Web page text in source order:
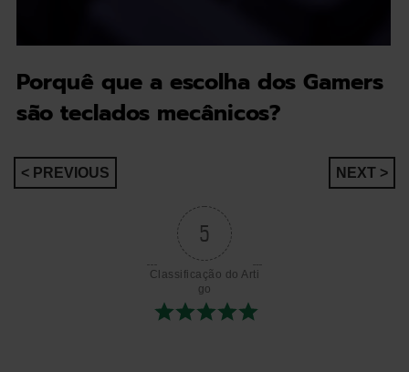
Porquê que a escolha dos Gamers
são teclados mecânicos?
Navegação
< PREVIOUS NEXT >
5
Classificação do Arti
go